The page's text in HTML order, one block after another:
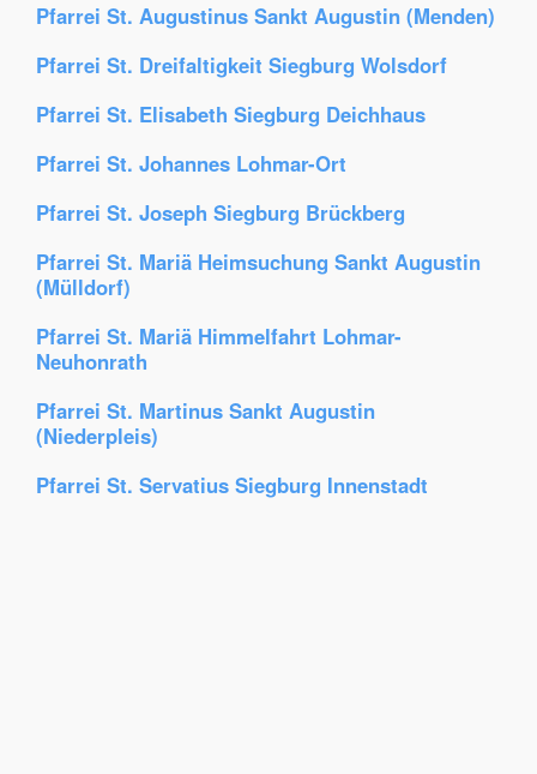
Pfarrei St. Augustinus Sankt Augustin (Menden)
Pfarrei St. Dreifaltigkeit Siegburg Wolsdorf
Pfarrei St. Elisabeth Siegburg Deichhaus
Pfarrei St. Johannes Lohmar-Ort
Pfarrei St. Joseph Siegburg Brückberg
Pfarrei St. Mariä Heimsuchung Sankt Augustin
(Mülldorf)
Pfarrei St. Mariä Himmelfahrt Lohmar-
Neuhonrath
Pfarrei St. Martinus Sankt Augustin
(Niederpleis)
Pfarrei St. Servatius Siegburg Innenstadt